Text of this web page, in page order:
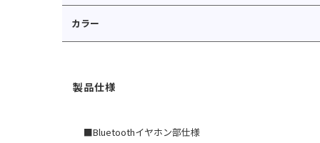
カラー
■Bluetoothイヤホン部仕様